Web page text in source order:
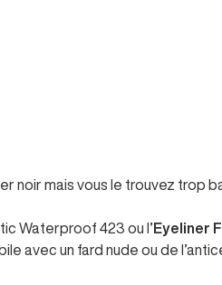
noir mais vous le trouvez trop
Waterproof 423 ou l’ Eyeliner
avec un fard nude ou de